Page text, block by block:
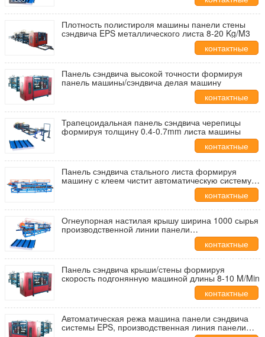
данные
Плотность полистироля машины панели стены
сэндвича EPS металлического листа 8-20 Kg/M3
контактные
данные
Панель сэндвича высокой точности формируя
панель машины/сэндвича делая машину
контактные
данные
Трапецоидальная панель сэндвича черепицы
формируя толщину 0.4-0.7mm листа машины
контактные
данные
Панель сэндвича стального листа формируя
машину с клеем чистит автоматическую систему
контактные
данные
Огнеупорная настилая крышу ширина 1000 сырья
производственной линии панели
контактные
данные
Панель сэндвича крыши/стены формируя
скорость подгонянную машиной длины 8-10 M/Min
контактные
данные
Автоматическая режа машина панели сэндвича
системы EPS, производственная линия панели